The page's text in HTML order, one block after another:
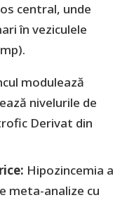
central, unde
în veziculele
modulează
nivelurile de
Derivat din
Hipozincemia a
meta-analize cu